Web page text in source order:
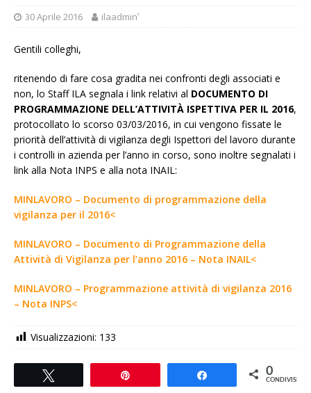
30 Aprile 2016 ilaadminʹ
Gentili colleghi,
ritenendo di fare cosa gradita nei confronti degli associati e
non, lo Staff ILA segnala i link relativi al DOCUMENTO DI
PROGRAMMAZIONE DELL’ATTIVITÀ ISPETTIVA PER IL 2016,
protocollato lo scorso 03/03/2016, in cui vengono fissate le
priorità dell’attività di vigilanza degli Ispettori del lavoro durante
i controlli in azienda per l’anno in corso, sono inoltre segnalati i
link alla Nota INPS e alla nota INAIL:
MINLAVORO – Documento di programmazione della
vigilanza per il 2016<
MINLAVORO – Documento di Programmazione della
Attività di Vigilanza per l’anno 2016 – Nota INAIL<
MINLAVORO – Programmazione attività di vigilanza 2016
– Nota INPS<
Visualizzazioni: 133
0
CONDIVISIONI